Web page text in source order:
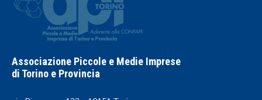
Associazione Piccole e Medie Imprese
di Torino e Provincia